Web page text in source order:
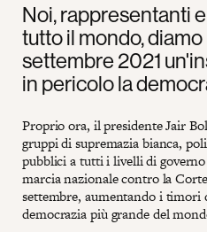
Noi, rappresentanti
tutto il mondo, diamo
settembre 2021
in pericolo la
Proprio ora, il presidente Jair
gruppi di supremazia bianca,
pubblici a tutti i livelli di
marcia nazionale contro la
settembre, aumentando i timori
democrazia più grande del